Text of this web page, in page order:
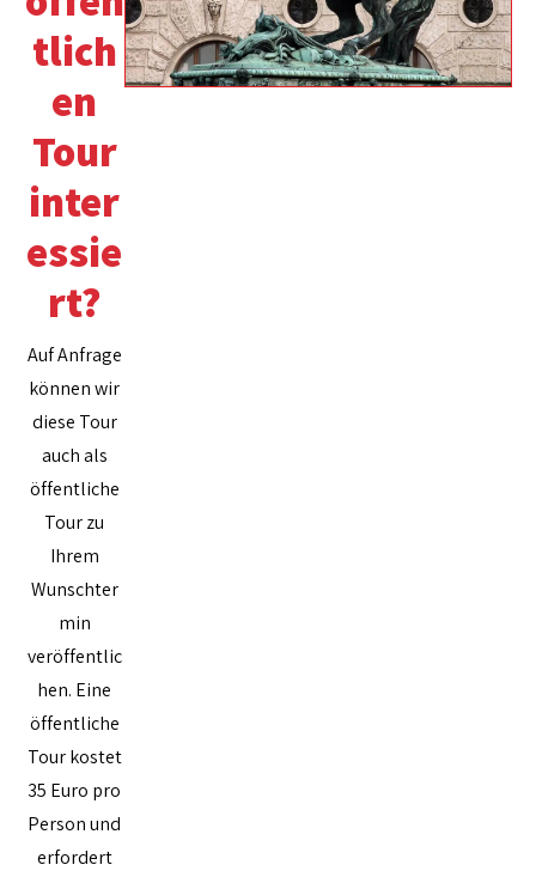
tlich
en
Tour
inter
essie
rt?
Auf Anfrage
können wir
diese Tour
auch als
öffentliche
Tour zu
Ihrem
Wunschter
min
veröffentlic
hen. Eine
öffentliche
Tour kostet
35 Euro pro
Person und
erfordert